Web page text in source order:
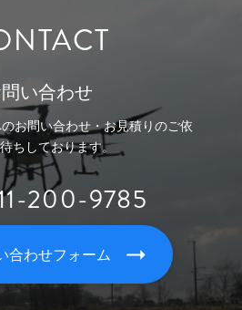
い合わせ
お問い合わせ・お見積りのご依
ちしております。
200-9785
合わせフォーム